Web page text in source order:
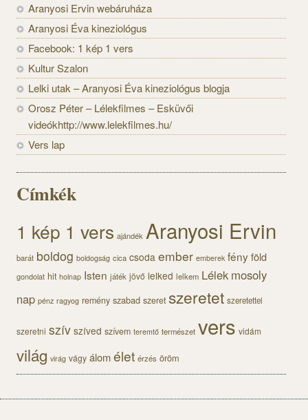
Aranyosi Ervin webáruháza
Aranyosi Éva kineziológus
Facebook: 1 kép 1 vers
Kultur Szalon
Lelki utak – Aranyosi Éva kineziológus blogja
Orosz Péter – Lélekfilmes – Esküvői
videókhttp://www.lelekfilmes.hu/
Vers lap
Címkék
1 kép 1 vers ajándék Aranyosi Ervin
barát boldog boldogság cica csoda ember emberek fényföld
gondolat hit holnap Isten játék jövő lelked lelkem Lélek mosoly
nap pénz ragyog remény szabad szeret szeretet szeretettel
szeretni szív szíved szívem teremtő természet vers vidám
világ virág vágy álomélet érzés öröm